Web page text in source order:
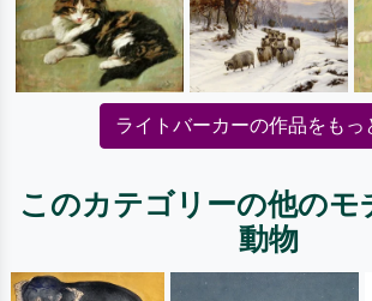
ライトバーカーの作品をもっ
このカテゴリーの他のモ
動物